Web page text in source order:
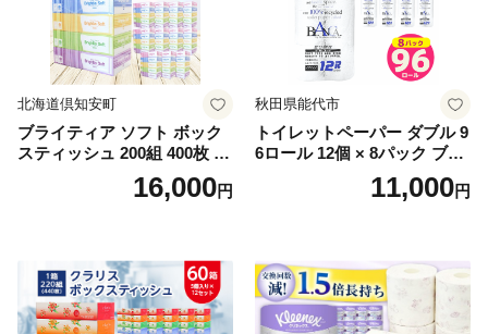
北海道倶知安町
ブライティア ソフト ボック
スティッシュ 200組 400枚 60
箱 日本製 まとめ買い ティッ
シュ リサイクル 長持 防災 常
倶知安町 日用品
16,000円
秋田県能代市
トイレットペーパー ダブル 9
6ロール 12個 × 8パック ブラ
ンカ 再生紙 100％ 芯あり 日
用品 消耗品 無香料 生活用品
11,000円